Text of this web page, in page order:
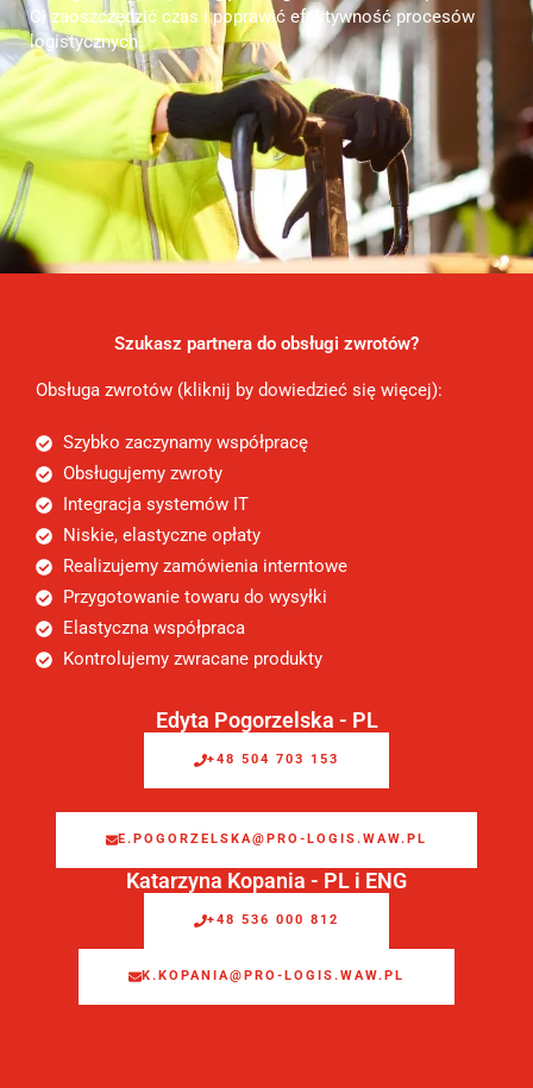
Ci zaoszczędzić czas i poprawić efektywność procesów
logistycznych.
Szukasz partnera do obsługi zwrotów?
Obsługa zwrotów (kliknij by dowiedzieć się więcej):
Szybko zaczynamy współpracę
Obsługujemy zwroty
Integracja systemów IT
Niskie, elastyczne opłaty
Realizujemy zamówienia interntowe
Przygotowanie towaru do wysyłki
Elastyczna współpraca
Kontrolujemy zwracane produkty
Edyta Pogorzelska - PL
+48 504 703 153
E.POGORZELSKA@PRO-LOGIS.WAW.PL
Katarzyna Kopania - PL i ENG
+48 536 000 812
K.KOPANIA@PRO-LOGIS.WAW.PL